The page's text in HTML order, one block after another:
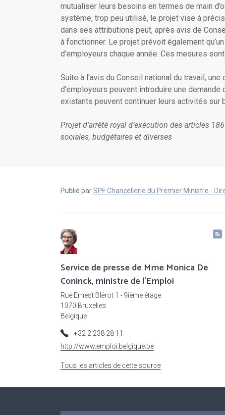
mutualiser leurs besoins en termes de main
système, trop peu utilisé, le projet vise à
dans ses attributions peut, après avis de
à fonctionner. Le projet prévoit également
d’employeurs chaque année. Ces mesures
Suite à l'avis du Conseil national du travail,
d’employeurs peuvent introduire une demande
existants peuvent continuer leurs activités sur
Projet d'arrêté royal d’exécution des articles
sociales, budgétaires et diverses
Publié parSPF Chancellerie du Premier Ministre -
Service de presse de Mme Monica De
Coninck, ministre de l'Emploi
Rue Ernest Blérot 1 - 9ième étage
1070 Bruxelles
Belgique
+32 2 238 28 11
http://www.emploi.belgique.be
Tous les articles de cette source